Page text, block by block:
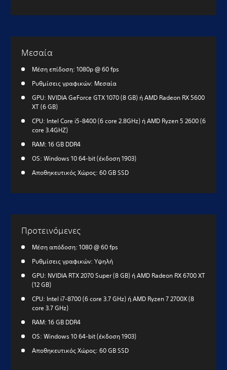
Μεσαία
Μέση επίδοση: 1080p @ 60 fps
Ρυθμίσεις γραφικών: Μεσαία
GPU: NVIDIA GeForce GTX 1070 (8 GB) ή AMD Radeon RX 5600
XT (6 GB)
CPU: Intel Core i5-8400 (6 core 2.8GHz) ή AMD Ryzen 5 2600 (6
core 3.4GHZ)
RAM: 16 GB DDR4
OS: Windows 10 64-bit (έκδοση 1903)
Αποθηκευτικός Χώρος: 60 GB SSD
Προτεινόμενες
Μέση απόδοση: 1080 @ 60 fps
Ρυθμίσεις γραφικών: Υψηλή
GPU: NVIDIA RTX 2070 Super (8 GB) ή AMD Radeon RX 6700 XT
(12 GB)
CPU: Intel i7-8700 (6 core 3.7 GHz) ή AMD Ryzen 7 2700X (8
core 3.7 GHz)
RAM: 16 GB DDR4
OS: Windows 10 64-bit (έκδοση 1903)
Αποθηκευτικός Χώρος: 60 GB SSD